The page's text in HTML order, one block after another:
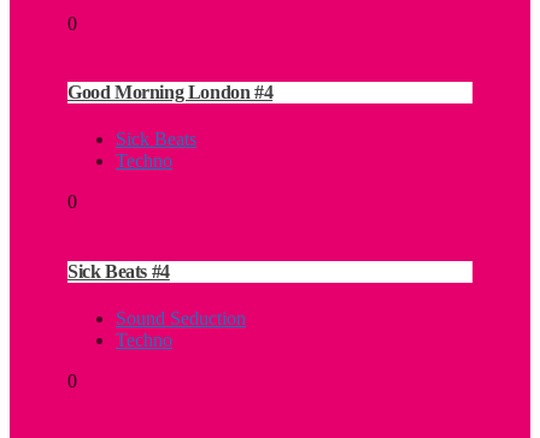
0
Good Morning London #4
Sick Beats
Techno
0
Sick Beats #4
Sound Seduction
Techno
0